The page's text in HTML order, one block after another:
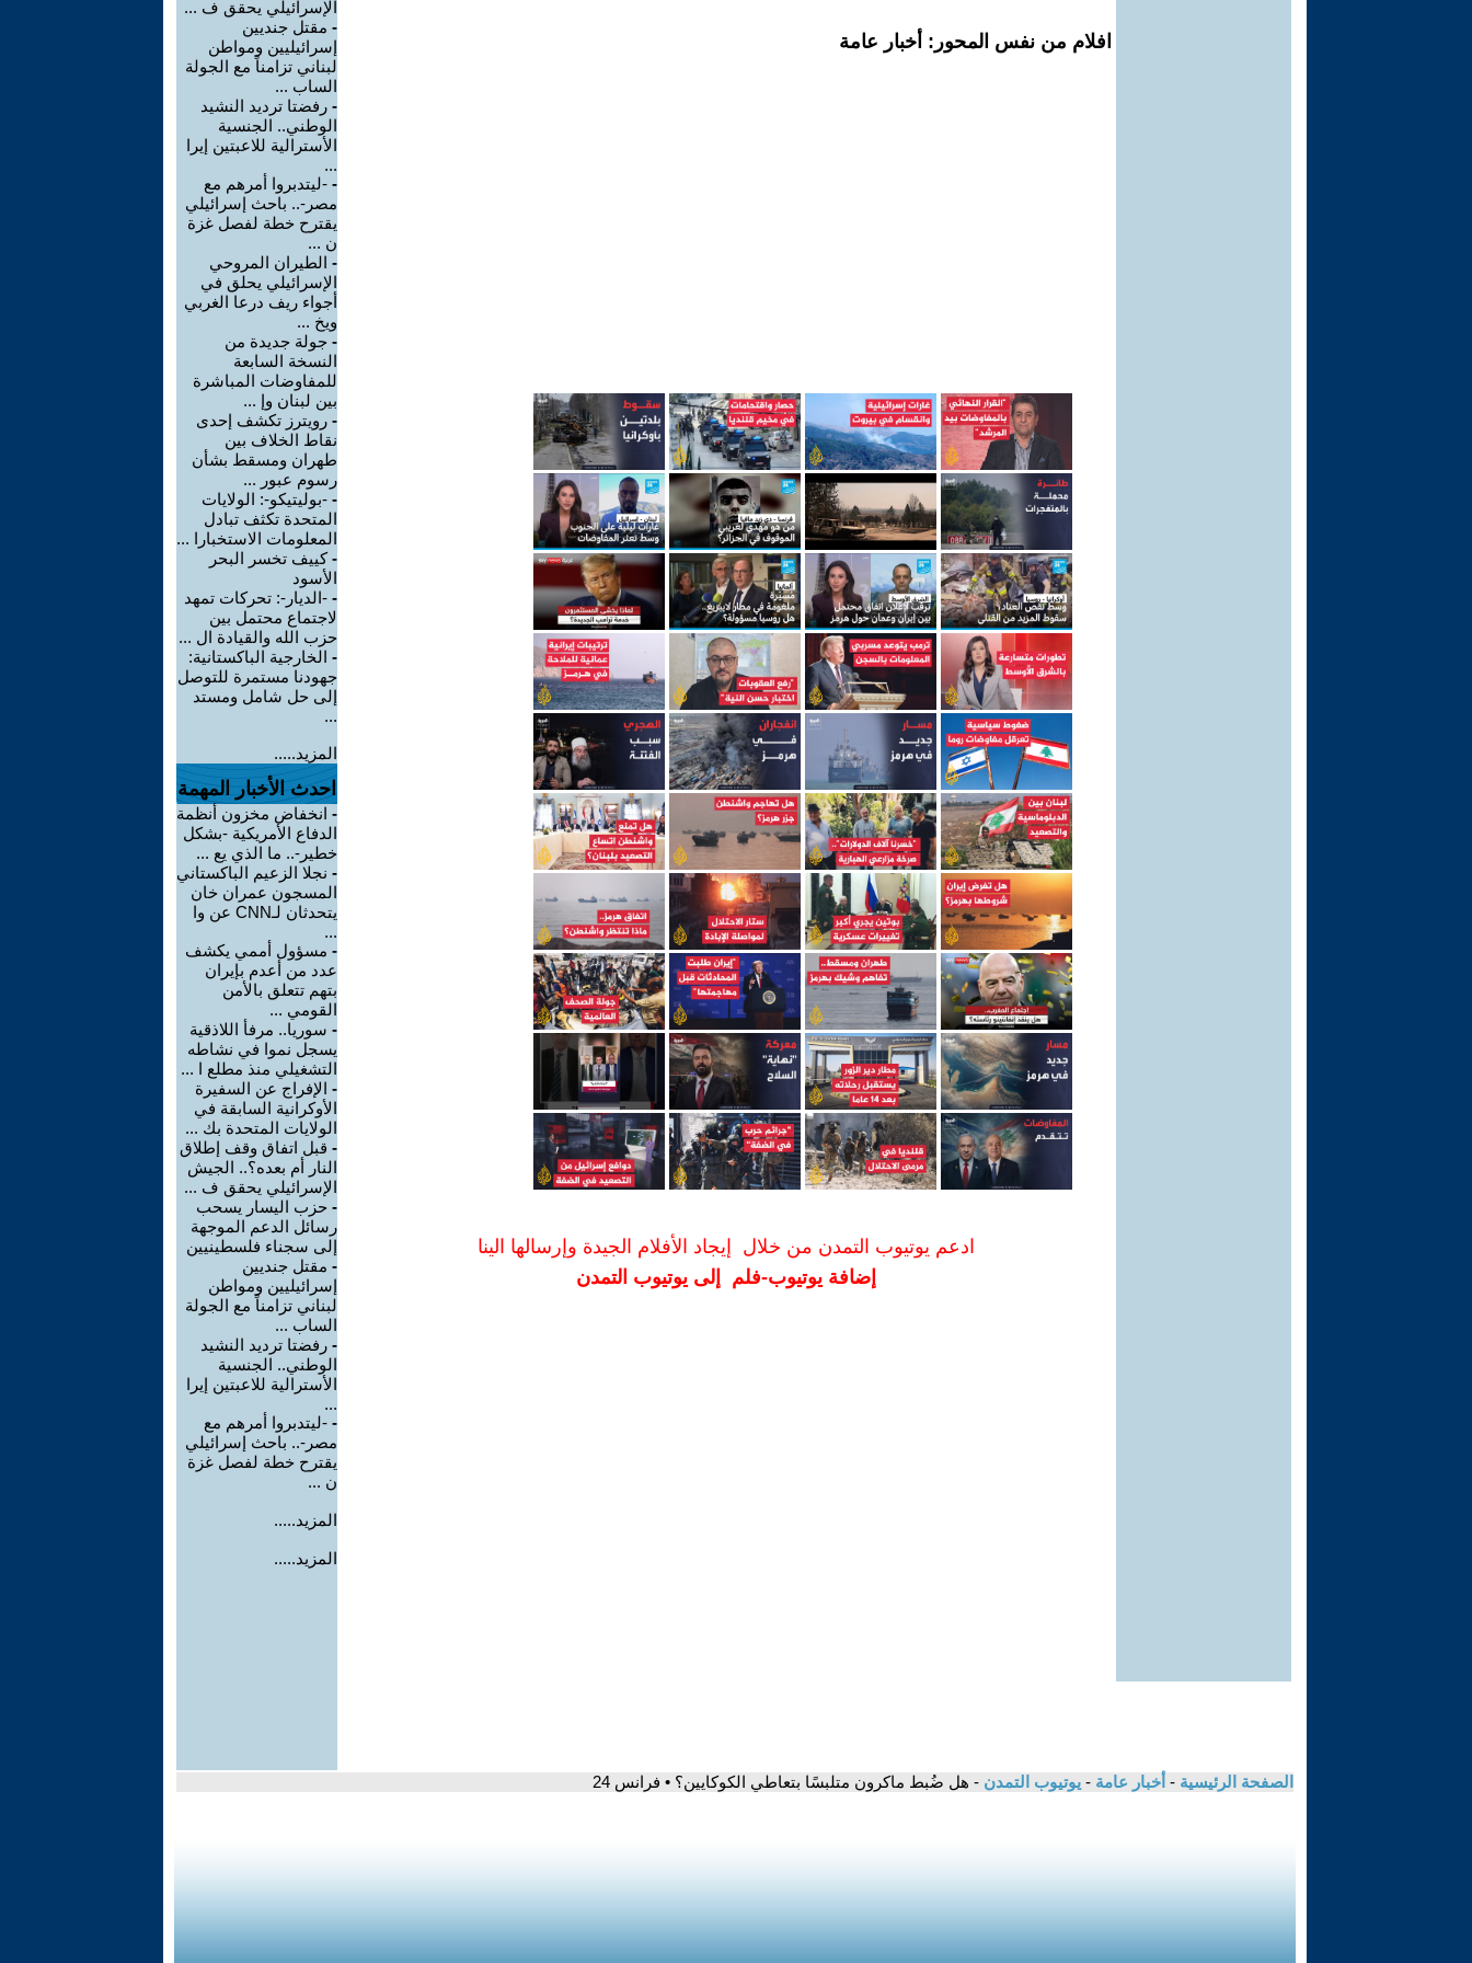
افلام من نفس المحور: أخبار عامة
ادعم يوتيوب التمدن من خلال إيجاد الأفلام الجيدة وإرسالها الينا
إضافة يوتيوب-فلم إلى يوتيوب التمدن
الإسرائيلي يحقق ف ...
- مقتل جنديين
إسرائيليين ومواطن
لبناني تزامناً مع الجولة
الساب ...
- رفضتا ترديد النشيد
الوطني.. الجنسية
الأسترالية للاعبتين إيرا
...
- -ليتدبروا أمرهم مع
مصر-.. باحث إسرائيلي
يقترح خطة لفصل غزة
ن ...
- الطيران المروحي
الإسرائيلي يحلق في
أجواء ريف درعا الغربي
ويخ ...
- جولة جديدة من
النسخة السابعة
للمفاوضات المباشرة
بين لبنان وإ ...
- رويترز تكشف إحدى
نقاط الخلاف بين
طهران ومسقط بشأن
رسوم عبور ...
- -بوليتيكو-: الولايات
المتحدة تكثف تبادل
المعلومات الاستخبارا ...
-كييف تخسر البحر
الأسود
- -الديار-: تحركات تمهد
لاجتماع محتمل بين
حزب الله والقيادة ال ...
- الخارجية الباكستانية:
جهودنا مستمرة للتوصل
إلى حل شامل ومستد
...
المزيد.....
احدث الأخبار المهمة
- انخفاض مخزون أنظمة
الدفاع الأمريكية -بشكل
خطير-.. ما الذي يع ...
- نجلا الزعيم الباكستاني
المسجون عمران خان
يتحدثان لـCNN عن وا
...
- مسؤول أممي يكشف
عدد من أعدم بإيران
بتهم تتعلق بالأمن
القومي ...
- سوريا.. مرفأ اللاذقية
يسجل نموا في نشاطه
التشغيلي منذ مطلع ا ...
- الإفراج عن السفيرة
الأوكرانية السابقة في
الولايات المتحدة بك ...
- قبل اتفاق وقف إطلاق
النار أم بعده؟.. الجيش
الإسرائيلي يحقق ف ...
- حزب اليسار يسحب
رسائل الدعم الموجهة
إلى سجناء فلسطينيين
- مقتل جنديين
إسرائيليين ومواطن
لبناني تزامناً مع الجولة
الساب ...
- رفضتا ترديد النشيد
الوطني.. الجنسية
الأسترالية للاعبتين إيرا
...
- -ليتدبروا أمرهم مع
مصر-.. باحث إسرائيلي
يقترح خطة لفصل غزة
ن ...
المزيد.....
المزيد.....
الصفحة الرئيسية - أخبار عامة - يوتيوب التمدن - هل ضُبط ماكرون متلبسًا بتعاطي الكوكايين؟ • فرانس 24